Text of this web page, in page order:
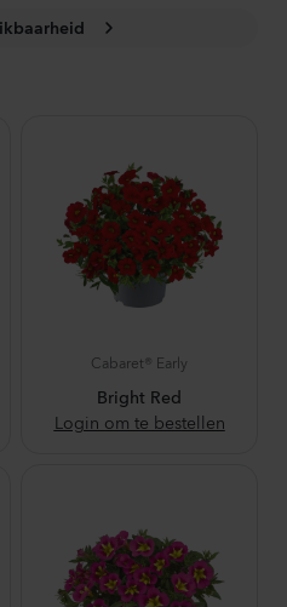
Cabaret® Early
Bright Red
Login om te bestellen